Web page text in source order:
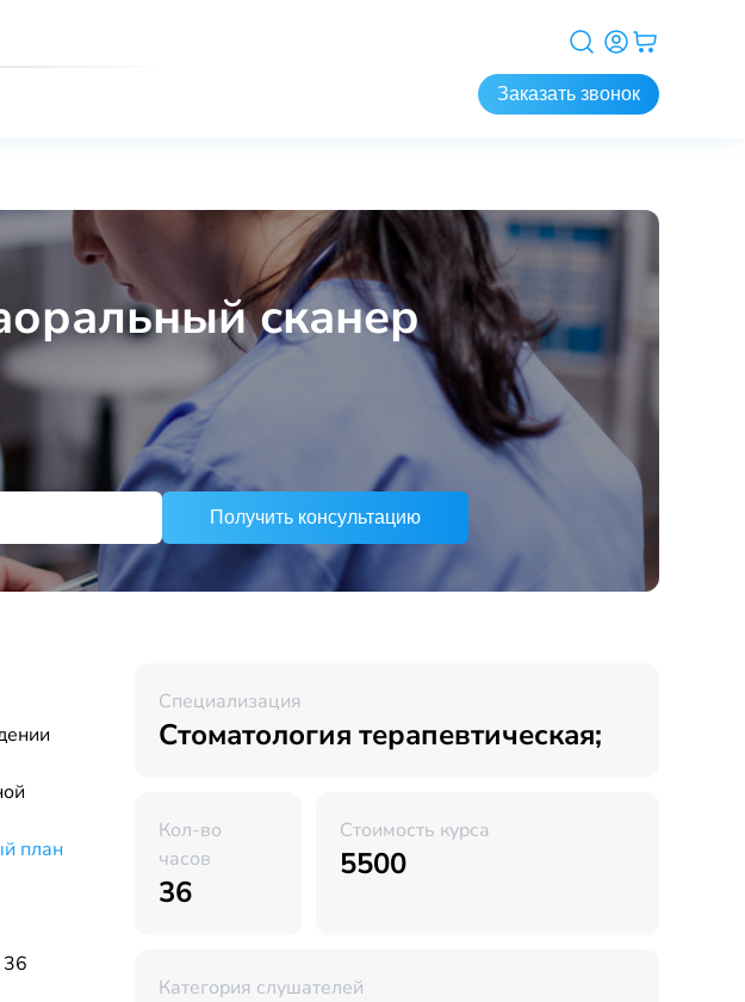
Заказать звонок
сканер
Получить консультацию
план
36
Специализация
Стоматология терапевтическая;
Кол-во
часов
36
Стоимость курса
5500
Категория слушателей